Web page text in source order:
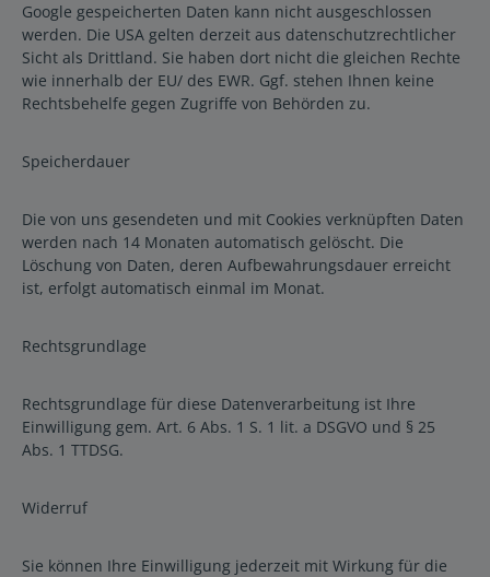
Google gespeicherten Daten kann nicht ausgeschlossen
werden. Die USA gelten derzeit aus datenschutzrechtlicher
Sicht als Drittland. Sie haben dort nicht die gleichen Rechte
wie innerhalb der EU/ des EWR. Ggf. stehen Ihnen keine
Rechtsbehelfe gegen Zugriffe von Behörden zu.
Speicherdauer
Die von uns gesendeten und mit Cookies verknüpften Daten
werden nach 14 Monaten automatisch gelöscht. Die
Löschung von Daten, deren Aufbewahrungsdauer erreicht
ist, erfolgt automatisch einmal im Monat.
Rechtsgrundlage
Rechtsgrundlage für diese Datenverarbeitung ist Ihre
Einwilligung gem. Art. 6 Abs. 1 S. 1 lit. a DSGVO und § 25
Abs. 1 TTDSG.
Widerruf
Sie können Ihre Einwilligung jederzeit mit Wirkung für die